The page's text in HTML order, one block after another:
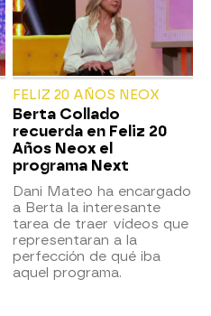
FELIZ 20 AÑOS NEOX
Berta Collado
recuerda en Feliz 20
Años Neox el
programa Next
Dani Mateo ha encargado
a Berta la interesante
tarea de traer vídeos que
representaran a la
perfección de qué iba
aquel programa.